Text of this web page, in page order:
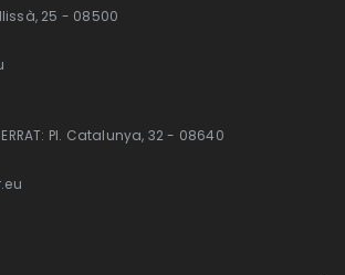
25 - 08500
Pl. Catalunya, 32 - 08640